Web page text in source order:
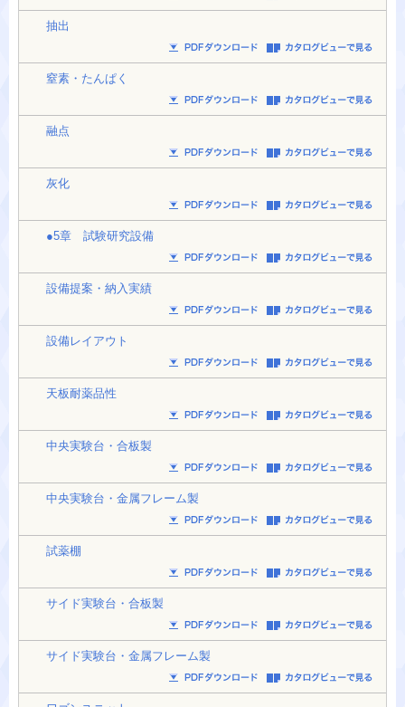
抽出
窒素・たんぱく
融点
灰化
●5章 試験研究設備
設備提案・納入実績
設備レイアウト
天板耐薬品性
中央実験台・合板製
中央実験台・金属フレーム製
試薬棚
サイド実験台・合板製
サイド実験台・金属フレーム製